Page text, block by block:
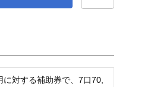
対する補助券で、7口70,